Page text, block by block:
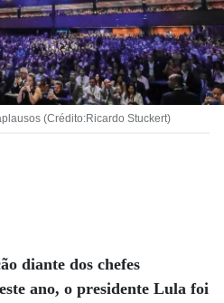
(Crédito:Ricardo Stuckert)
diante dos chefes
ano, o presidente Lula foi